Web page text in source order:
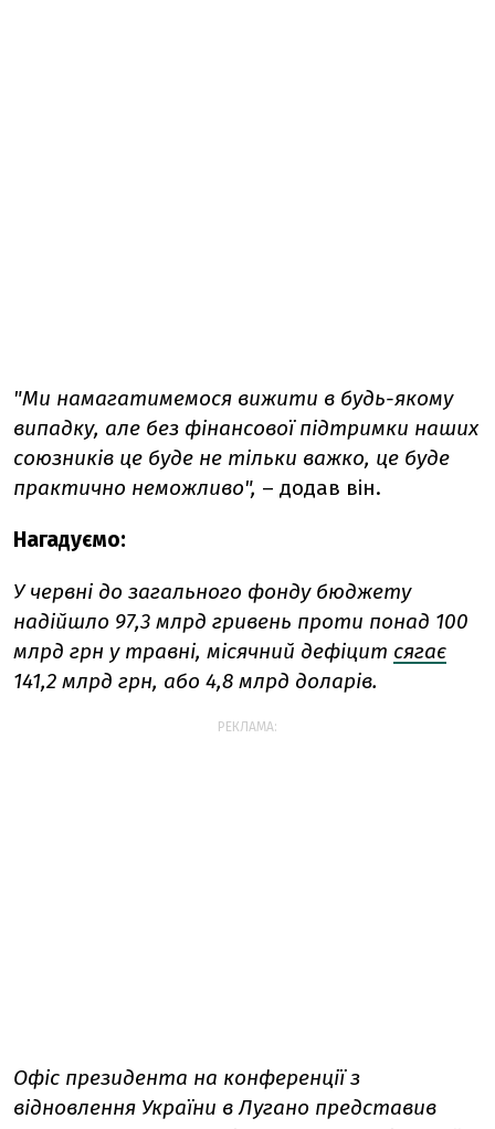
"Ми намагатимемося вижити в будь-якому
випадку, але без фінансової підтримки наших
союзників це буде не тільки важко, це буде
практично неможливо", – додав він.
Нагадуємо:
У червні до загального фонду бюджету
надійшло 97,3 млрд гривень проти понад 100
млрд грн у травні, місячний дефіцит сягає
141,2 млрд грн, або 4,8 млрд доларів.
РЕКЛАМА:
Офіс президента на конференції з
відновлення України в Лугано представив